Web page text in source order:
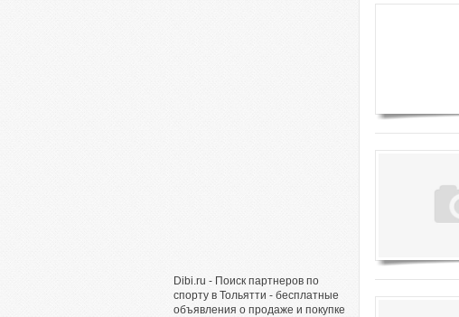
Dibi.ru - Поиск партнеров по
спорту в Тольятти - бесплатные
объявления о продаже и покупке